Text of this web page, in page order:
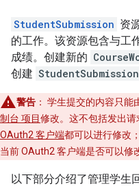
StudentSubmission 资
的工作。该资源包含与工
成绩。创建新的
创建 StudentSubmission
警告 ： 学生提交的内容只能
制台 项目修改。这不包括发出
OAuth2 客户端都可以进行修改；
当前 OAuth2 客户端是否可以修
以下部分介绍了管理学生